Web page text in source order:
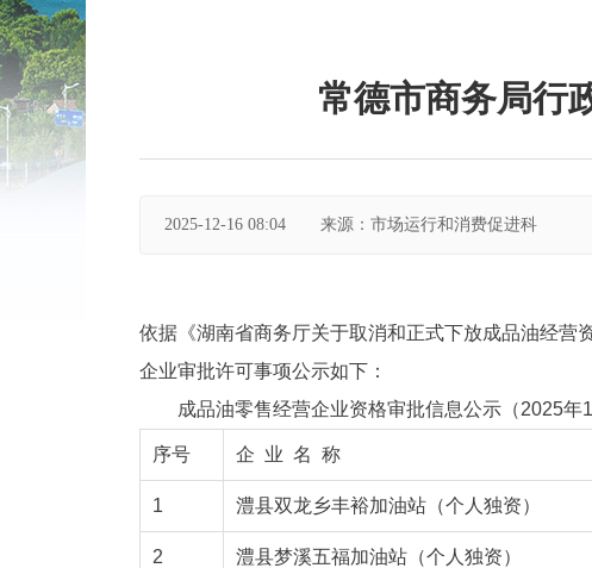
常德市商务局行
2025-12-16 08:04 来源：市场运行和消费促进科
依据《湖南省商务厅关于取消和正式下放成品油经营
企业审批许可事项公示如下：
成品油零售经营企业资格审批信息公示（2025年
序号 企 业 名 称
1 澧县双龙乡丰裕加油站（个人独资）
2 澧县梦溪五福加油站（个人独资）